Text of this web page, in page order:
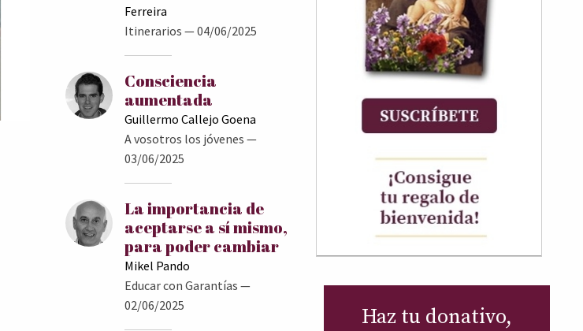
Ferreira
Itinerarios — 04/06/2025
Consciencia
aumentada
Guillermo Callejo Goena
A vosotros los jóvenes —
03/06/2025
La importancia de
aceptarse a sí mismo,
para poder cambiar
Mikel Pando
Educar con Garantías —
02/06/2025
Haz tu donativo,